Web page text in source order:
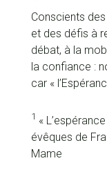
Conscients
et des défis à
débat, à la
la confiance :
car «
1 «
évêques de
Mame